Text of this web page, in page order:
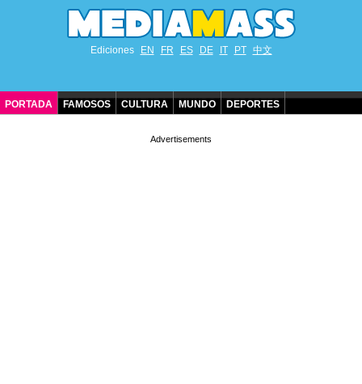
Ediciones EN FR ES DE IT PT 中文
PORTADA FAMOSOS CULTURA MUNDO DEPORTES